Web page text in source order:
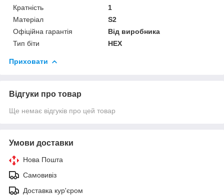
Кратність
1
Матеріал
S2
Офіційна гарантія
Від виробника
Тип біти
HEX
Приховати
Відгуки про товар
Ще немає відгуків про цей товар
Умови доставки
Нова Пошта
Самовивіз
Доставка кур'єром